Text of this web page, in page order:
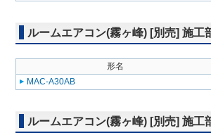
ルームエアコン(霧ヶ峰) [別売] 施工
形名
MAC-A30AB
ルームエアコン(霧ヶ峰) [別売] 施工